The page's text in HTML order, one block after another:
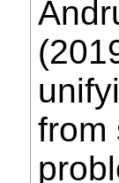
from